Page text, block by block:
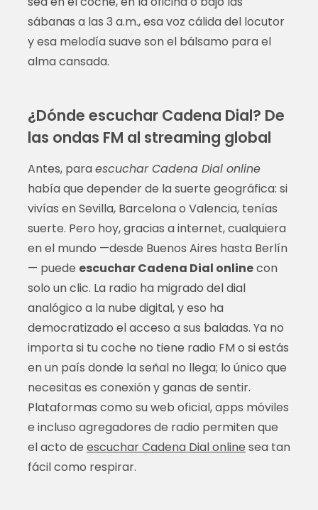
sábanas a las 3 a.m., esa voz cálida del locutor
y esa melodía suave son el bálsamo para el
alma cansada.
¿Dónde escuchar Cadena Dial? De
las ondas FM al streaming global
Antes, paraescuchar Cadena Dial online
había que depender de la suerte geográfica: si
vivías en Sevilla, Barcelona o Valencia, tenías
suerte. Pero hoy, gracias a internet, cualquiera
en el mundo —desde Buenos Aires hasta Berlín
— puede escuchar Cadena Dial onlinecon
solo un clic. La radio ha migrado del dial
analógico a la nube digital, y eso ha
democratizado el acceso a sus baladas. Ya no
importa si tu coche no tiene radio FM o si estás
en un país donde la señal no llega; lo único que
necesitas es conexión y ganas de sentir.
Plataformas como su web oficial, apps móviles
e incluso agregadores de radio permiten que
el acto de escuchar Cadena Dial online sea tan
fácil como respirar.